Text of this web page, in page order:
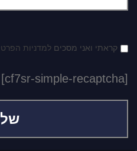
קראתי ואני מסכים למדניות
[cf7sr-simple-recaptcha]